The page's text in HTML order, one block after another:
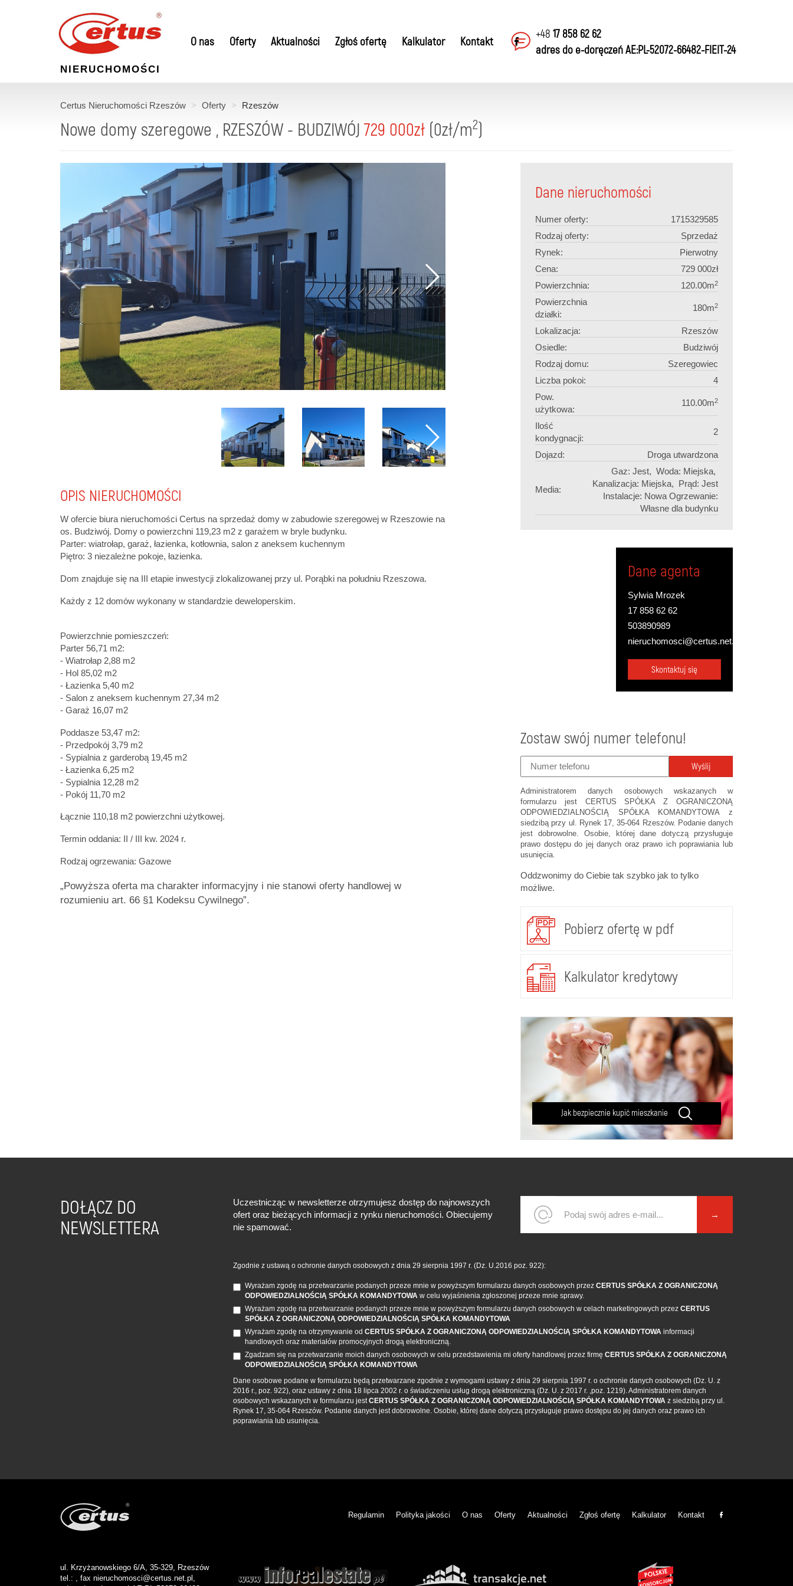
NIERUCHOMOŚCI
O nas Oferty Aktualności Zgłoś ofertę Kalkulator Kontakt
+48 17 858 62 62
adres do e-doręczeń AE:PL-52072-66482-FIEIT-24
Certus Nieruchomości Rzeszów Oferty Rzeszów
Nowe domy szeregowe , RZESZÓW - BUDZIWÓJ 729 000zł (0zł/m2)
OPIS NIERUCHOMOŚCI
W ofercie biura nieruchomości Certus na sprzedaż domy w zabudowie szeregowej w Rzeszowie na
os. Budziwój. Domy o powierzchni 119,23 m2 z garażem w bryle budynku.
Parter: wiatrołap, garaż, łazienka, kotłownia, salon z aneksem kuchennym
Piętro: 3 niezależne pokoje, łazienka.
Dom znajduje się na III etapie inwestycji zlokalizowanej przy ul. Porąbki na południu Rzeszowa.
Każdy z 12 domów wykonany w standardzie deweloperskim.
Powierzchnie pomieszczeń:
Parter 56,71 m2:
- Wiatrołap 2,88 m2
- Hol 85,02 m2
- Łazienka 5,40 m2
- Salon z aneksem kuchennym 27,34 m2
- Garaż 16,07 m2
Poddasze 53,47 m2:
- Przedpokój 3,79 m2
- Sypialnia z garderobą 19,45 m2
- Łazienka 6,25 m2
- Sypialnia 12,28 m2
- Pokój 11,70 m2
Łącznie 110,18 m2 powierzchni użytkowej.
Termin oddania: II / III kw. 2024 r.
Rodzaj ogrzewania: Gazowe
„Powyższa oferta ma charakter informacyjny i nie stanowi oferty handlowej w
rozumieniu art. 66 §1 Kodeksu Cywilnego”.
Dane nieruchomości
Numer oferty:
1715329585
Rodzaj oferty:
Sprzedaż
Rynek:
Pierwotny
Cena:
729 000zł
Powierzchnia:
120.00m2
Powierzchnia
działki:
180m2
Lokalizacja:
Rzeszów
Osiedle:
Budziwój
Rodzaj domu:
Szeregowiec
Liczba pokoi:
4
Pow.
użytkowa:
110.00m2
Ilość
kondygnacji:
2
Dojazd: Droga utwardzona
Media:
Gaz: Jest, Woda: Miejska,
Kanalizacja: Miejska, Prąd: Jest
Instalacje: Nowa Ogrzewanie:
Własne dla budynku
Dane agenta
Sylwia Mrozek
17 858 62 62
503890989
nieruchomosci@certus.net.pl
Skontaktuj się
Zostaw swój numer telefonu!
Wyślij
Administratorem danych osobowych wskazanych w
formularzu jest CERTUS SPÓŁKA Z OGRANICZONĄ
ODPOWIEDZIALNOŚCIĄ SPÓŁKA KOMANDYTOWA z
siedzibą przy ul. Rynek 17, 35-064 Rzeszów. Podanie danych
jest dobrowolne. Osobie, której dane dotyczą przysługuje
prawo dostępu do jej danych oraz prawo ich poprawiania lub
usunięcia.
Oddzwonimy do Ciebie tak szybko jak to tylko
możliwe.
Pobierz ofertę w pdf
Kalkulator kredytowy
Jak bezpiecznie kupić mieszkanie
DOŁĄCZ DO
NEWSLETTERA
Uczestnicząc w newsletterze otrzymujesz dostęp do najnowszych
ofert oraz bieżących informacji z rynku nieruchomości. Obiecujemy
nie spamować.
Zgodnie z ustawą o ochronie danych osobowych z dnia 29 sierpnia 1997 r. (Dz. U.2016 poz. 922):
Wyrażam zgodę na przetwarzanie podanych przeze mnie w powyższym formularzu danych osobowych przez CERTUS SPÓŁKA Z OGRANICZONĄ
ODPOWIEDZIALNOŚCIĄ SPÓŁKA KOMANDYTOWAw celu wyjaśnienia zgłoszonej przeze mnie sprawy.
Wyrażam zgodę na przetwarzanie podanych przeze mnie w powyższym formularzu danych osobowych w celach marketingowych przez CERTUS
SPÓŁKA Z OGRANICZONĄ ODPOWIEDZIALNOŚCIĄ SPÓŁKA KOMANDYTOWA
Wyrażam zgodę na otrzymywanie od CERTUS SPÓŁKA Z OGRANICZONĄ ODPOWIEDZIALNOŚCIĄ SPÓŁKA KOMANDYTOWAinformacji
handlowych oraz materiałów promocyjnych drogą elektroniczną.
Zgadzam się na przetwarzanie moich danych osobowych w celu przedstawienia mi oferty handlowej przez firmę CERTUS SPÓŁKA Z OGRANICZONĄ
ODPOWIEDZIALNOŚCIĄ SPÓŁKA KOMANDYTOWA
Dane osobowe podane w formularzu będą przetwarzane zgodnie z wymogami ustawy z dnia 29 sierpnia 1997 r. o ochronie danych osobowych (Dz. U. z
2016 r., poz. 922), oraz ustawy z dnia 18 lipca 2002 r. o świadczeniu usług drogą elektroniczną (Dz. U. z 2017 r. ,poz. 1219). Administratorem danych
osobowych wskazanych w formularzu jestCERTUS SPÓŁKA Z OGRANICZONĄ ODPOWIEDZIALNOŚCIĄ SPÓŁKA KOMANDYTOWAz siedzibą przy ul.
Rynek 17, 35-064 Rzeszów. Podanie danych jest dobrowolne. Osobie, której dane dotyczą przysługuje prawo dostępu do jej danych oraz prawo ich
poprawiania lub usunięcia.
Regulamin Polityka jakości O nas Oferty Aktualności Zgłoś ofertę Kalkulator Kontakt
ul. Krzyżanowskiego 6/A, 35-329, Rzeszów
tel.: , fax nieruchomosci@certus.net.pl,